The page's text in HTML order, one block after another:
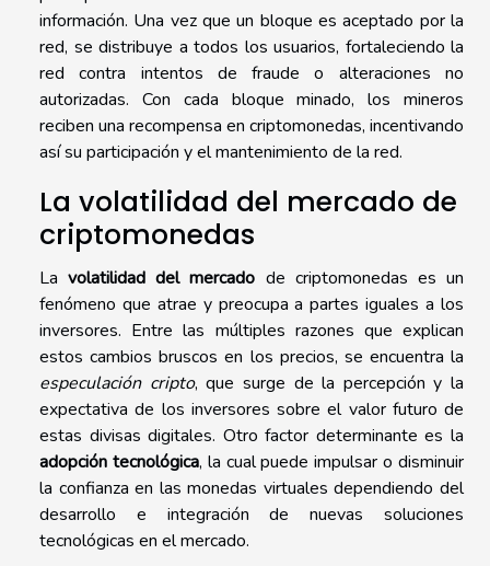
información. Una vez que un bloque es aceptado por la
red, se distribuye a todos los usuarios, fortaleciendo la
red contra intentos de fraude o alteraciones no
autorizadas. Con cada bloque minado, los mineros
reciben una recompensa en criptomonedas, incentivando
así su participación y el mantenimiento de la red.
La volatilidad del mercado de
criptomonedas
Lavolatilidad del mercado de criptomonedas es un
fenómeno que atrae y preocupa a partes iguales a los
inversores. Entre las múltiples razones que explican
estos cambios bruscos en los precios, se encuentra la
especulación cripto, que surge de la percepción y la
expectativa de los inversores sobre el valor futuro de
estas divisas digitales. Otro factor determinante es la
adopción tecnológica, la cual puede impulsar o disminuir
la confianza en las monedas virtuales dependiendo del
desarrollo e integración de nuevas soluciones
tecnológicas en el mercado.